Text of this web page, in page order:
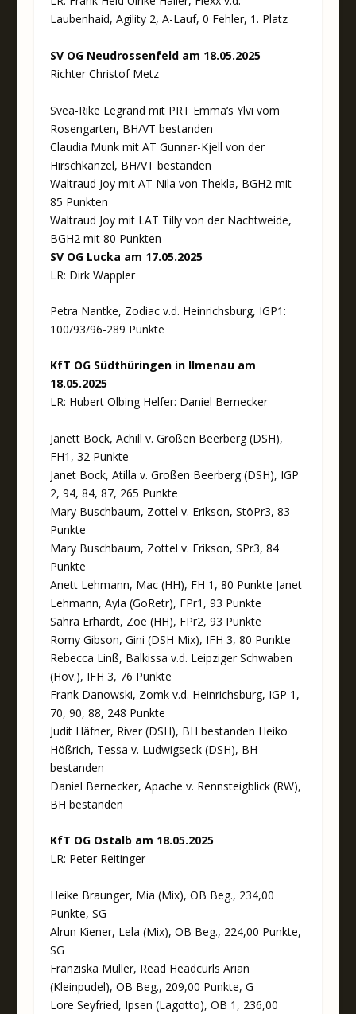
Laubenhaid, Agility 2, A-Lauf, 0 Fehler, 1. Platz
SV OG Neudrossenfeld am 18.05.2025
Richter Christof Metz
Svea-Rike Legrand mit PRT Emma‘s Ylvi vom
Rosengarten, BH/VT bestanden
Claudia Munk mit AT Gunnar-Kjell von der
Hirschkanzel, BH/VT bestanden
Waltraud Joy mit AT Nila von Thekla, BGH2 mit
85 Punkten
Waltraud Joy mit LAT Tilly von der Nachtweide,
BGH2 mit 80 Punkten
SV OG Lucka am 17.05.2025
LR: Dirk Wappler
Petra Nantke, Zodiac v.d. Heinrichsburg, IGP1:
100/93/96-289 Punkte
KfT OG Südthüringen in Ilmenau am
18.05.2025
LR: Hubert Olbing Helfer: Daniel Bernecker
Janett Bock, Achill v. Großen Beerberg (DSH),
FH1, 32 Punkte
Janet Bock, Atilla v. Großen Beerberg (DSH), IGP
2, 94, 84, 87, 265 Punkte
Mary Buschbaum, Zottel v. Erikson, StöPr3, 83
Punkte
Mary Buschbaum, Zottel v. Erikson, SPr3, 84
Punkte
Anett Lehmann, Mac (HH), FH 1, 80 Punkte Janet
Lehmann, Ayla (GoRetr), FPr1, 93 Punkte
Sahra Erhardt, Zoe (HH), FPr2, 93 Punkte
Romy Gibson, Gini (DSH Mix), IFH 3, 80 Punkte
Rebecca Linß, Balkissa v.d. Leipziger Schwaben
(Hov.), IFH 3, 76 Punkte
Frank Danowski, Zomk v.d. Heinrichsburg, IGP 1,
70, 90, 88, 248 Punkte
Judit Häfner, River (DSH), BH bestanden Heiko
Hößrich, Tessa v. Ludwigseck (DSH), BH
bestanden
Daniel Bernecker, Apache v. Rennsteigblick (RW),
BH bestanden
KfT OG Ostalb am 18.05.2025
LR: Peter Reitinger
Heike Braunger, Mia (Mix), OB Beg., 234,00
Punkte, SG
Alrun Kiener, Lela (Mix), OB Beg., 224,00 Punkte,
SG
Franziska Müller, Read Headcurls Arian
(Kleinpudel), OB Beg., 209,00 Punkte, G
Lore Seyfried, Ipsen (Lagotto), OB 1, 236,00